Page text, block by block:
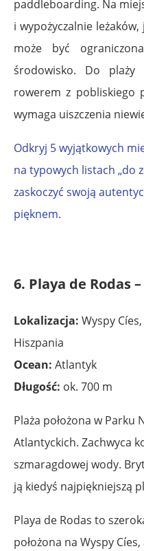
paddleboarding. Na
i wypożyczalnie
może być
środowisko. Do
rowerem z pobliskiego
wymaga uiszczenia
Odkryj 5 wyjątkowych
na typowych listach „do
zaskoczyć swoją
pięknem.
6. Playa de Rodas
Lokalizacja: Wyspy
Hiszpania
Ocean: Atlantyk
Długość: ok. 700 m
Plaża położona w Parku
Atlantyckich. Zachwyca
szmaragdowej wody.
ją kiedyś najpiękniejszą
Playa de Rodas to
położona na Wyspy